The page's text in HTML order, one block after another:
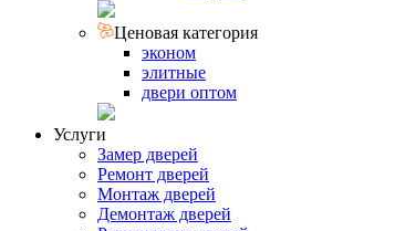
Ценовая категория
эконом
элитные
двери оптом
Услуги
Замер дверей
Ремонт дверей
Монтаж дверей
Демонтаж дверей